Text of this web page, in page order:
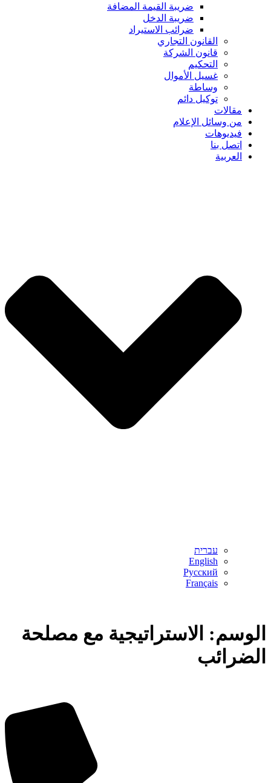
ضريبة القيمة المضافة
ضريبة الدخل
ضرائب الاستيراد
القانون التجاري
قانون الشركة
التحكيم
غسيل الأموال
وساطة
توكيل دائم
مقالات
من وسائل الإعلام
فيديوهات
اتصل بنا
العربية
עברית
English
Русский
Français
الوسم: الاستراتيجية مع مصلحة
الضرائب